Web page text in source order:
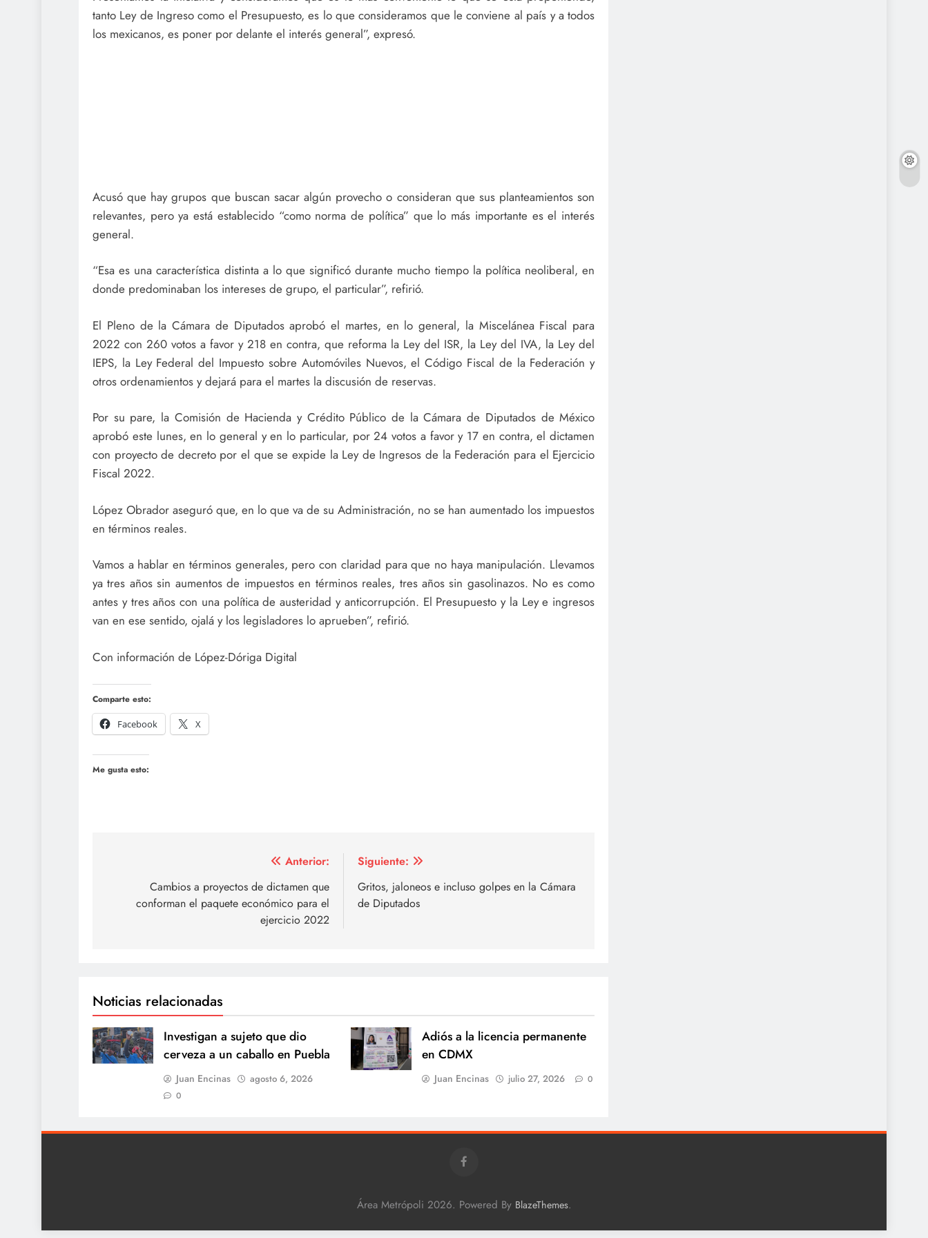
tanto Ley de Ingreso como el Presupuesto, es lo que consideramos que le conviene al país y a todos
los mexicanos, es poner por delante el interés general”, expresó.
Acusó que hay grupos que buscan sacar algún provecho o consideran que sus planteamientos son
relevantes, pero ya está establecido “como norma de política” que lo más importante es el interés
general.
“Esa es una característica distinta a lo que significó durante mucho tiempo la política neoliberal, en
donde predominaban los intereses de grupo, el particular”, refirió.
El Pleno de la Cámara de Diputados aprobó el martes, en lo general, la Miscelánea Fiscal para
2022 con 260 votos a favor y 218 en contra, que reforma la Ley del ISR, la Ley del IVA, la Ley del
IEPS, la Ley Federal del Impuesto sobre Automóviles Nuevos, el Código Fiscal de la Federación y
otros ordenamientos y dejará para el martes la discusión de reservas.
Por su pare, la Comisión de Hacienda y Crédito Público de la Cámara de Diputados de México
aprobó este lunes, en lo general y en lo particular, por 24 votos a favor y 17 en contra, el dictamen
con proyecto de decreto por el que se expide la Ley de Ingresos de la Federación para el Ejercicio
Fiscal 2022.
López Obrador aseguró que, en lo que va de su Administración, no se han aumentado los impuestos
en términos reales.
Vamos a hablar en términos generales, pero con claridad para que no haya manipulación. Llevamos
ya tres años sin aumentos de impuestos en términos reales, tres años sin gasolinazos. No es como
antes y tres años con una política de austeridad y anticorrupción. El Presupuesto y la Ley e ingresos
van en ese sentido, ojalá y los legisladores lo aprueben”, refirió.
Con información de López-Dóriga Digital
Comparte esto:
Facebook
X
Me gusta esto:
entradas
Anterior:
Cambios a proyectos de dictamen que
conforman el paquete económico para el
ejercicio 2022
Siguiente:
Gritos, jaloneos e incluso golpes en la Cámara
de Diputados
Noticias relacionadas
Investigan a sujeto que dio
cerveza a un caballo en Puebla
Juan Encinas agosto 6, 2026
0
Adiós a la licencia permanente
en CDMX
Juan Encinas julio 27, 2026 0
Área Metrópoli 2026. Powered By BlazeThemes.